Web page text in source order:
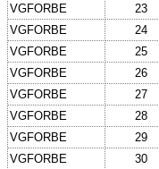
VGFORBE
23
VGFORBE
24
VGFORBE
25
VGFORBE
26
VGFORBE
27
VGFORBE
28
VGFORBE
29
VGFORBE
30